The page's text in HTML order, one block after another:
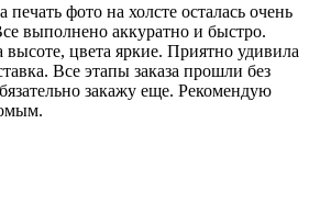
печать фото на холсте осталась очень
выполнено аккуратно и быстро.
высоте, цвета яркие. Приятно удивила
Все этапы заказа прошли без
закажу еще. Рекомендую